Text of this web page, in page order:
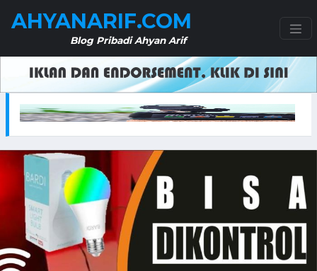
AHYANARIF.COM
Blog Pribadi Ahyan Arif
10 Liter – Praktis dan Efisien untuk Kebutuhan Berkebun
SKG 4098E Neck Massager – Solusi Pijat